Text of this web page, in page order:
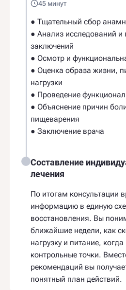
45 минут
● Тщательный сбор
● Анализ исследований и
заключений
● Осмотр и
● Оценка образа жизни,
нагрузки
● Проведение
● Объяснение причин
пищеварения
● Заключение врача
Составление
лечения
По итогам консультации
информацию в единую
восстановления. Вы
ближайшие недели, как
нагрузку и питание,
контрольные точки.
рекомендаций вы
понятный план действий.